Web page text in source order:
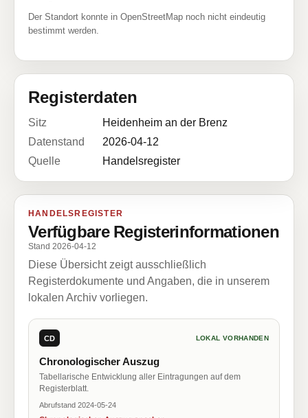
Der Standort konnte in OpenStreetMap noch nicht eindeutig
bestimmt werden.
Registerdaten
Sitz
Heidenheim an der Brenz
Datenstand
2026-04-12
Quelle
Handelsregister
HANDELSREGISTER
Verfügbare Registerinformationen
Stand 2026-04-12
Diese Übersicht zeigt ausschließlich
Registerdokumente und Angaben, die in unserem
lokalen Archiv vorliegen.
CD LOKAL VORHANDEN
Chronologischer Auszug
Tabellarische Entwicklung aller Eintragungen auf dem
Registerblatt.
Abrufstand 2024-05-24